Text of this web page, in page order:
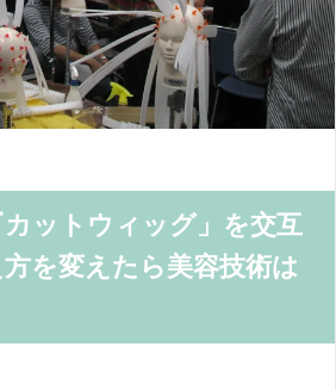
カットウィッグ」を交互
を変えたら美容技術は